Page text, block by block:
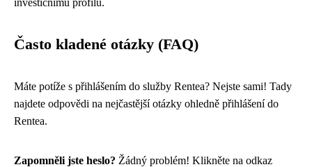
Často kladené otázky (FAQ)
Máte potíže s přihlášením do služby Rentea? Nejste sami! Tady
najdete odpovědi na nejčastější otázky ohledně přihlášení do
Rentea.
Zapomněli jste heslo? Žádný problém! Klikněte na odkaz